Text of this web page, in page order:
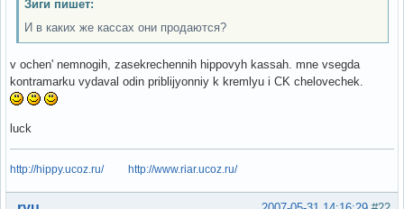
Зиги пишет:
И в каких же кассах они продаются?
v ochen' nemnogih, zasekrechennih hippovyh kassah. mne vsegda
kontramarku vydaval odin priblijyonniy k kremlyu i CK chelovechek.
luck
http://hippy.ucoz.ru/ http://www.riar.ucoz.ru/
Вне форума